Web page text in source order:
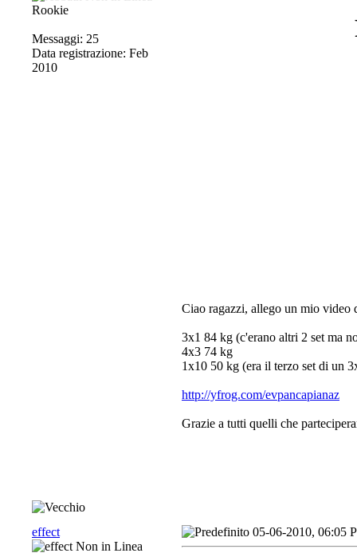
Rookie
Messaggi: 25
Data registrazione: Feb
2010
Ciao ragazzi, allego un mio video
3x1 84 kg (c'erano altri 2 set ma
4x3 74 kg
1x10 50 kg (era il terzo set di un
http://yfrog.com/evpancapianaz
Grazie a tutti quelli che
effect 05-06-2010, 06:05